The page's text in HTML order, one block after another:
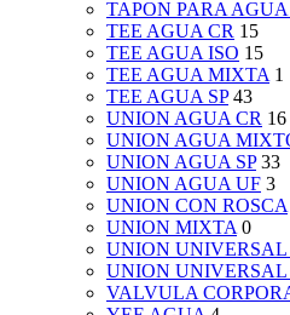
TAPON PARA AGUA
TEE AGUA CR 15
TEE AGUA ISO 15
TEE AGUA MIXTA 1
TEE AGUA SP 43
UNION AGUA CR 16
UNION AGUA
UNION AGUA SP 33
UNION AGUA UF 3
UNION CON ROSCA
UNION MIXTA 0
UNION UNIVERSAL
UNION UNIVERSAL
VALVULA